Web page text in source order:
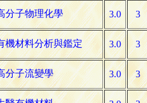
分子物理化學 3.0 3
機材料分析與鑑定 3.0 3
分子流變學 3.0 3